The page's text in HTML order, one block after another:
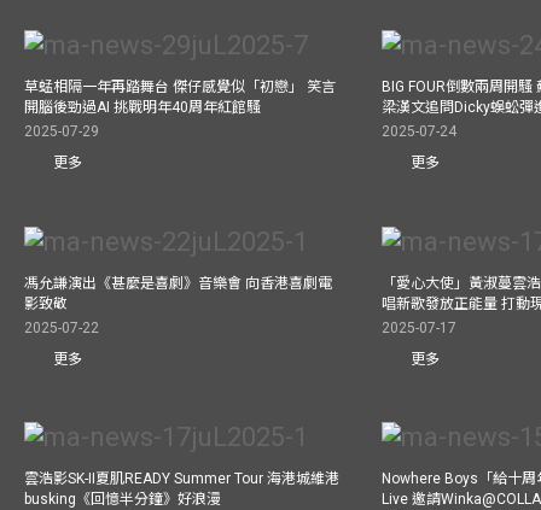
草蜢相隔一年再踏舞台 傑仔感覺似「初戀」 笑言
開腦後勁過AI 挑戰明年40周年紅館騷
2025-07-29
更多
BIG FOUR倒數兩周開
梁漢文追問Dicky蜈蚣彈
2025-07-24
更多
馮允謙演出《甚麼是喜劇》音樂會 向香港喜劇電
影致敬
2025-07-22
更多
「愛心大使」黃淑蔓雲
唱新歌發放正能量 打動
2025-07-17
更多
雲浩影SK-II夏肌READY Summer Tour 海港城維港
busking《回憶半分鐘》好浪漫
Nowhere Boys「給十
Live 邀請